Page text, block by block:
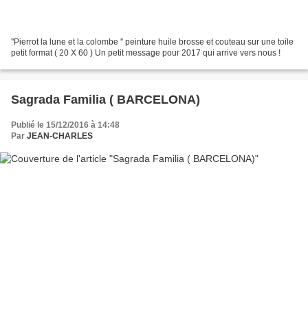
''Pierrot la lune et la colombe '' peinture huile brosse et couteau sur une toile
petit format ( 20 X 60 ) Un petit message pour 2017 qui arrive vers nous !
Sagrada Familia ( BARCELONA)
Publié le 15/12/2016 à 14:48
Par JEAN-CHARLES